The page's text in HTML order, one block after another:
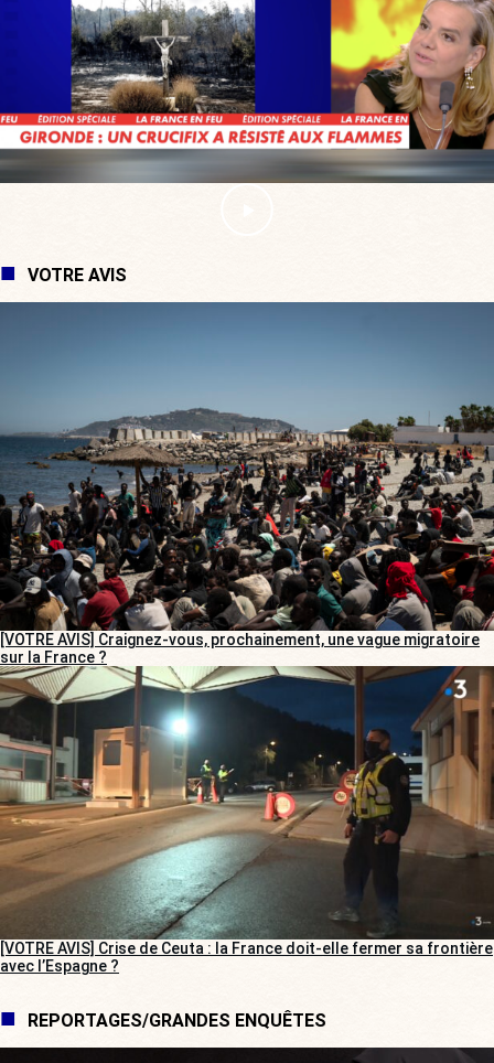
VOTRE AVIS
[VOTRE AVIS] Craignez-vous, prochainement, une vague migratoire
sur la France ?
[VOTRE AVIS] Crise de Ceuta : la France doit-elle fermer sa frontière
avec l’Espagne ?
REPORTAGES/GRANDES ENQUÊTES